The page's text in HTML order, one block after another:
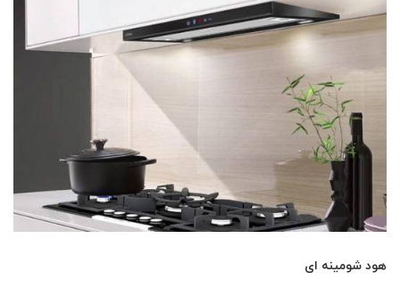
هود شومینه ای